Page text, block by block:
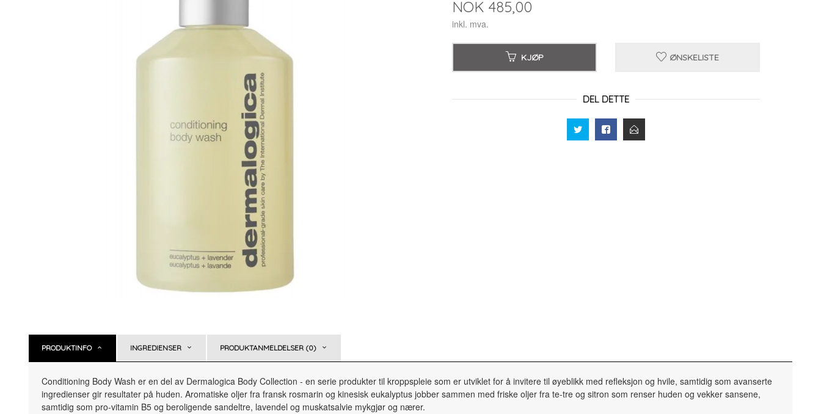
Pris
NOK 485,00
inkl. mva.
KJØP ØNSKELISTE
DEL DETTE
PRODUKTINFO INGREDIENSER PRODUKTANMELDELSER (0)
Conditioning Body Wash er en del av Dermalogica Body Collection - en serie produkter til kroppspleie som er utviklet for å invitere til øyeblikk med refleksjon og hvile, samtidig som avanserte
ingredienser gir resultater på huden. Aromatiske oljer fra fransk rosmarin og kinesisk eukalyptus jobber sammen med friske oljer fra te-tre og sitron som renser huden og vekker sansene,
samtidig som pro-vitamin B5 og beroligende sandeltre, lavendel og muskatsalvie mykgjør og nærer.